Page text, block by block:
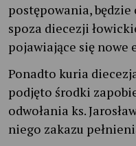
postępowania,
spoza diecezji
pojawiające się nowe
Ponadto kuria
podjęto środki
odwołania ks.
niego zakazu